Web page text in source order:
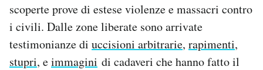
scoperte prove di estese violenze e massacri contro
i civili. Dalle zone liberate sono arrivate
testimonianze di uccisioni arbitrarie, rapimenti,
stupri, eimmagini di cadaveri che hanno fatto il